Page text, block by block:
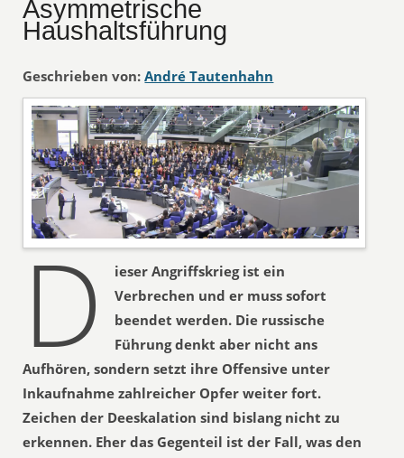
Asymmetrische
Haushaltsführung
Geschrieben von: André Tautenhahn
D
ieser Angriffskrieg ist ein
Verbrechen und er muss sofort
beendet werden. Die russische
Führung denkt aber nicht ans
Aufhören, sondern setzt ihre Offensive unter
Inkaufnahme zahlreicher Opfer weiter fort.
Zeichen der Deeskalation sind bislang nicht zu
erkennen. Eher das Gegenteil ist der Fall, was den